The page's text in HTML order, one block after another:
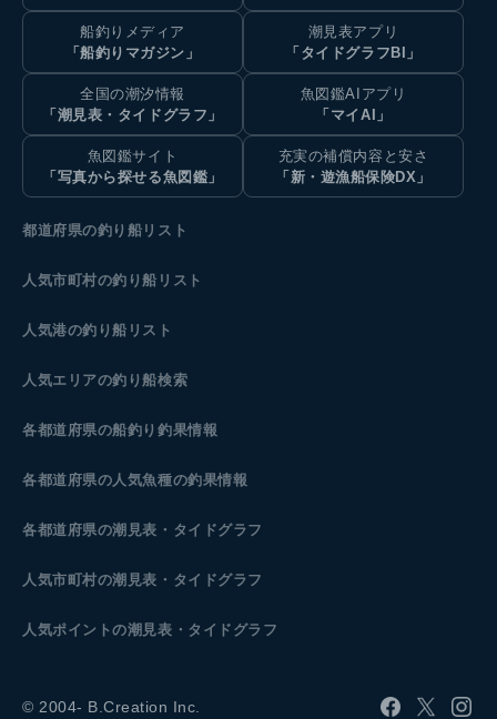
船釣りメディア
「船釣りマガジン」
潮見表アプリ
「タイドグラフBI」
全国の潮汐情報
「潮見表・タイドグラフ」
魚図鑑AIアプリ
「マイAI」
魚図鑑サイト
「写真から探せる魚図鑑」
充実の補償内容と安さ
「新・遊漁船保険DX」
都道府県の釣り船リスト
人気市町村の釣り船リスト
人気港の釣り船リスト
人気エリアの釣り船検索
各都道府県の船釣り釣果情報
各都道府県の人気魚種の釣果情報
各都道府県の潮見表 ・タイドグラフ
人気市町村の潮見表・タイドグラフ
人気ポイントの潮見表・タイドグラフ
© 2004- B.Creation Inc.